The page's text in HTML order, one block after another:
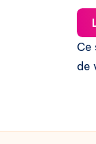
Ce
de